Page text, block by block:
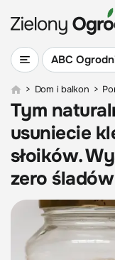
ABC
> Dom i balkon >
Tym
usuniecie
słoików.
zero śladów